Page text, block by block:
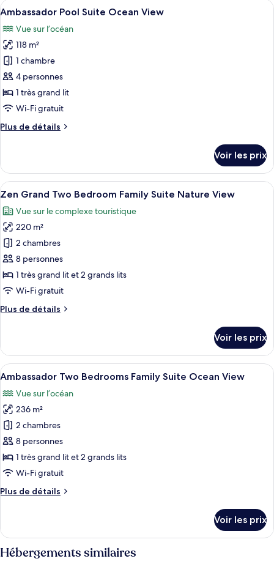
Suite
Front
de
Grand
Class
Pool
Suite
Ocean
Front
Afficher
toutes
les
photos
pour
ce
type
de
chambre :
Ambassador
Ocean
View
Une chambre d’hôtel moderne dotée
5
Ambassador Pool Suite Ocean View
Vue sur l’océan
118 m²
1 chambre
4 personnes
1 très grand lit
Wi-Fi gratuit
Plus de détails
Plus
le
type
de
Ambassador
Pool
Suite
Ocean
View
Voir les prix
Afficher
toutes
les
photos
pour
ce
type
de
chambre :
Zen
Bedroom
Family
Suite
Nature
View
Une chambre d’hôtel avec un
7
Zen Grand Two Bedroom Family Suite Nature View
Vue sur le complexe touristique
220 m²
2 chambres
8 personnes
1 très grand lit et 2 grands lits
Wi-Fi gratuit
Plus de détails
Plus
le
type
de
Zen
Grand
Two
Bedroom
Family
Suite
Nature
View
Voir les prix
Afficher
toutes
les
photos
pour
ce
type
de
chambre :
Ambassador
Family
Suite
Une chambre de bébé équipée
6
Ambassador Two Bedrooms Family Suite Ocean View
Vue sur l’océan
236 m²
2 chambres
8 personnes
1 très grand lit et 2 grands lits
Wi-Fi gratuit
Plus de détails
Plus
le
type
de
Voir les prix
Hébergements similaires